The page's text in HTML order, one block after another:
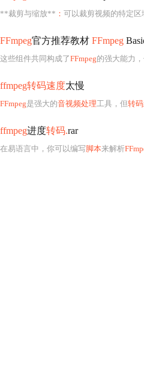
**裁剪与缩放** ： 可以裁剪视频的特定
FFmpeg官方推荐教材 FFmpeg
这些组件共同构成了FFmpeg的强大能力
ffmpeg转码速度太慢
FFmpeg是强大的音视频处理工具，但转
ffmpeg进度转码.rar
在易语言中，你可以编写脚本来解析